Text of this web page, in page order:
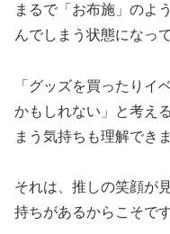
まるで「お布施」のよ
んでしまう状態になっ
「グッズを買ったりイ
かもしれない」と考え
まう気持ちも理解できま
それは、推しの笑顔が
持ちがあるからこそです